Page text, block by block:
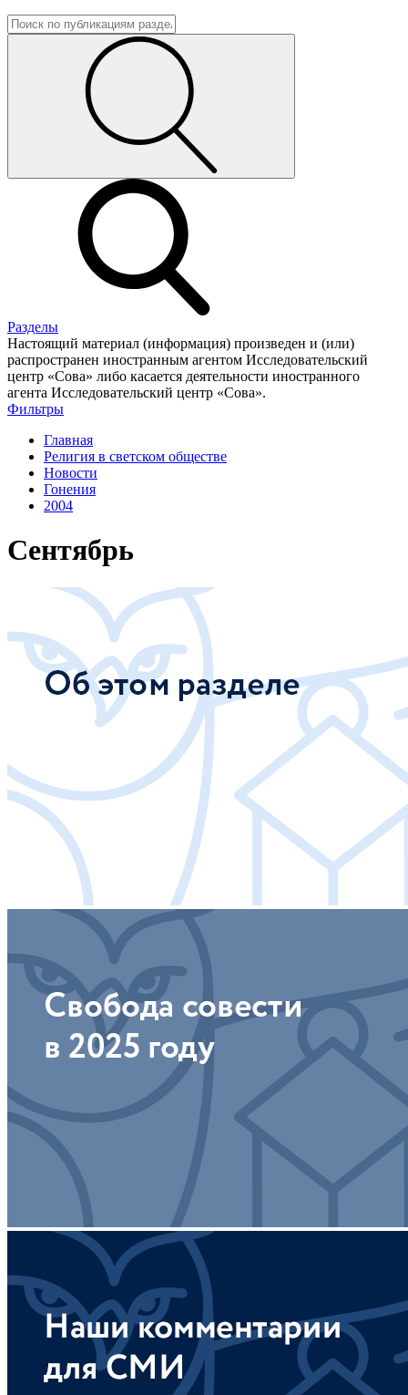
Разделы
Настоящий материал (информация) произведен и (или)
распространен иностранным агентом Исследовательский
центр «Сова» либо касается деятельности иностранного
агента Исследовательский центр «Сова».
Фильтры
Главная
Религия в светском обществе
Новости
Гонения
2004
Сентябрь